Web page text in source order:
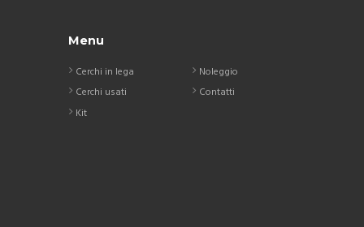
Menu
Cerchi in lega
Cerchi usati
Kit
Noleggio
Contatti